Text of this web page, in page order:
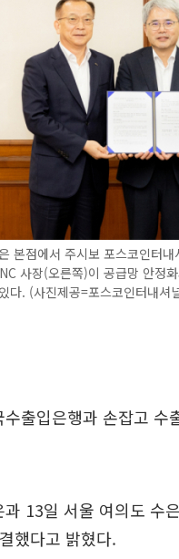
본점에서 주시보 포스코인터
사장(오른쪽)이 공급망 안정
다. (사진제공=포스코인터내셔
출입은행과 손잡고
13일 서울 여의도 수
했다고 밝혔다.